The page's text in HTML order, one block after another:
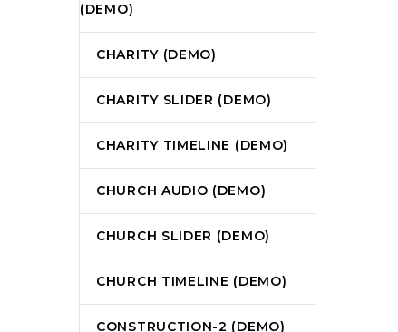
(DEMO)
CHARITY (DEMO)
CHARITY SLIDER (DEMO)
CHARITY TIMELINE (DEMO)
CHURCH AUDIO (DEMO)
CHURCH SLIDER (DEMO)
CHURCH TIMELINE (DEMO)
CONSTRUCTION-2 (DEMO)